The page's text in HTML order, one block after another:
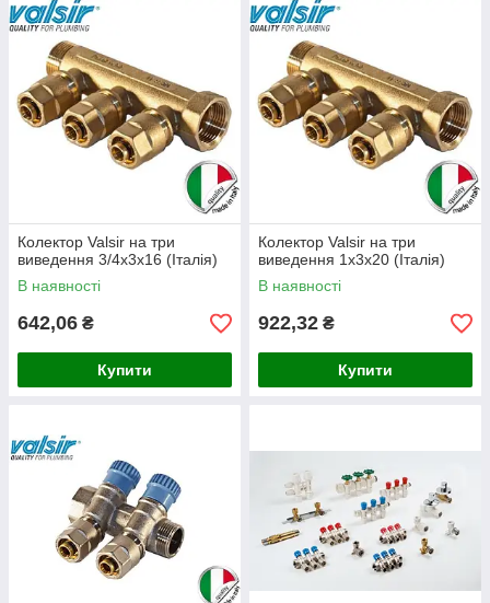
Колектор Valsir на три
виведення 3/4х3х16 (Італія)
В наявності
642,06 ₴
Купити
Колектор Valsir на три
виведення 1х3х20 (Італія)
В наявності
922,32 ₴
Купити